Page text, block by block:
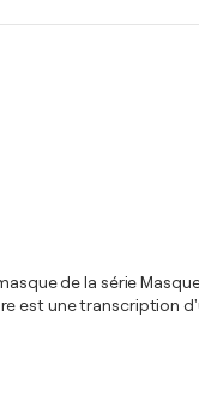
de la série
est une transcription